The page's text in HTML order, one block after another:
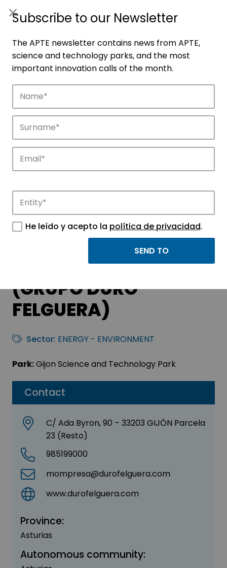
Companies
Discover the companies that drive
innovation in APTE’s parks.
Contact
C/ Ada Byron, 90 – 33203 GIJÓN Parcela
23 (Resto)
985199000
mompresa@durofelguera.com
www.durofelguera.com
Province:
Asturias
Autonomous community:
DURO FELGUERA
MOMPRESA, S. A. U.
(GRUPO DURO
FELGUERA)
Sector: ENERGY - ENVIRONMENT
Park:Gijon Science and Technology Park
Subscribe to our Newsletter
The APTE newsletter contains news from APTE,
science and technology parks, and the most
important innovation calls of the month.
He leído y acepto la política de privacidad.